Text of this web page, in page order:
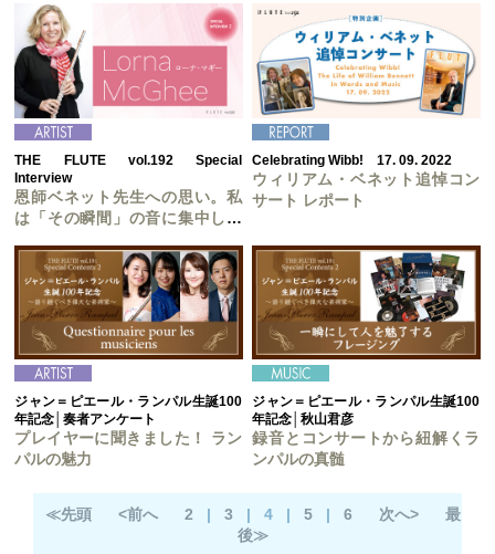
THE FLUTE vol.192 Special
Interview
恩師ベネット先生への思い。私
は「その瞬間」の音に集中し、
Celebrating Wibb! 17. 09. 2022
ウィリアム・ベネット追悼コン
サート レポート
ジャン＝ピエール・ランパル生誕100
年記念│奏者アンケート
プレイヤーに聞きました！ ラン
パルの魅力
ジャン＝ピエール・ランパル生誕100
年記念│秋山君彦
録音とコンサートから紐解くラ
ンパルの真髄
≪先頭 <前へ 2 | 3 | 4| 5| 6 次へ>
最
後≫